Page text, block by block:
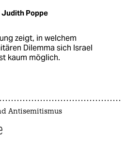
Judith Poppe
zeigt, in welchem
Dilemma sich Israel
kaum möglich.
Antisemitismus